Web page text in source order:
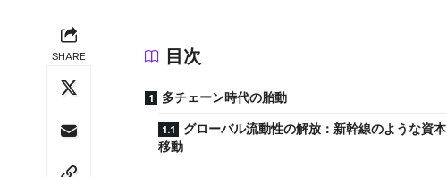
SHARE 目次
多チェーン時代の胎動
グローバル流動性の解放：新幹線のような資本
移動